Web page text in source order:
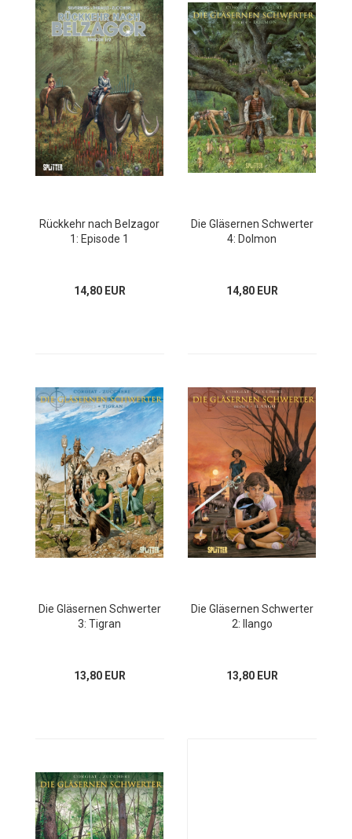
Rückkehr nach Belzagor
1: Episode 1
14,80 EUR
Die Gläsernen Schwerter
4: Dolmon
14,80 EUR
Die Gläsernen Schwerter
3: Tigran
13,80 EUR
Die Gläsernen Schwerter
2: Ilango
13,80 EUR